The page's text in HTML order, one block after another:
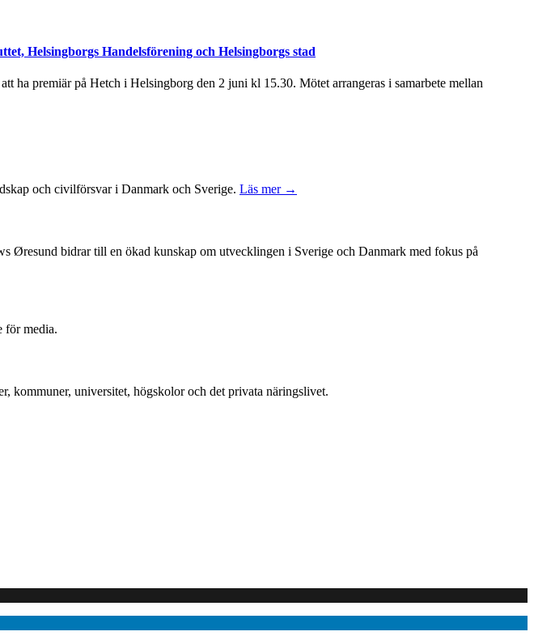
Helsingborgs Handelsförening och Helsingborgs stad
ha premiär på Hetch i Helsingborg den 2 juni kl 15.30. Mötet arrangeras i samarbete mellan
och civilförsvar i Danmark och Sverige. Läs mer →
Øresund bidrar till en ökad kunskap om utvecklingen i Sverige och Danmark med fokus på
för media.
kommuner, universitet, högskolor och det privata näringslivet.